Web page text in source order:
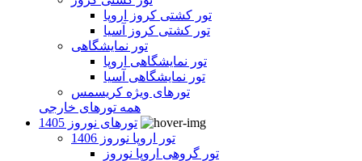
تور کشتی کروز اروپا
تور کشتی کروز آسیا
تور نمایشگاهی
تور نمایشگاهی اروپا
تور نمایشگاهی آسیا
تورهای ویژه کریسمس
همه تورهای خارجی
تورهای نوروز 1405
تور اروپا نوروز 1406
تور گروهی اروپا نوروز